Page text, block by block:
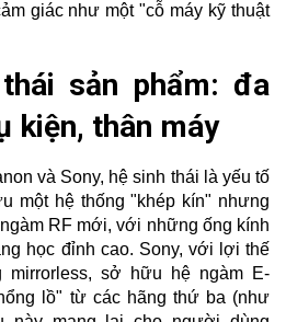
giác như một "cỗ máy kỹ thuật
sản phẩm: đa
kiện, thân máy
và Sony, hệ sinh thái là yếu tố
một hệ thống "khép kín" nhưng
RF mới, với những ống kính
học đỉnh cao. Sony, với lợi thế
sở hữu hệ ngàm E-
lồ" từ các hãng thứ ba (như